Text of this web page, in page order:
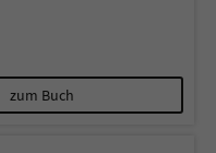
zum Buch